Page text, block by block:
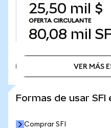
25,50 mil $
OFERTA CIRCULANTE
80,08 mil
VER MÁS
Formas de usar SFI
Comprar SFI